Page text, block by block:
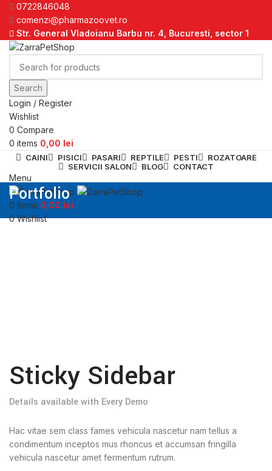
0722846048
comenzi@pharmazoovet.ro
Str. General Vladoianu Barbu nr. 4, Bucuresti, sector 1
Search
Login / Register
Wishlist
0 Compare
0 items 0,00 lei
CAINI PISICI PASARI REPTILE PESTI
ROZATOARE
SERVICII SALON
BLOG CONTACT
Menu
0 items 0,00 lei
0Wishlist
Portfolio
Sticky Sidebar
Details available with Every Demo
Hac vitae sem class fames vehicula nascetur nam tellus a
condimentum inceptos mus rhoncus et accumsan fringilla
vehicula nascetur amet fermentum rutrum.